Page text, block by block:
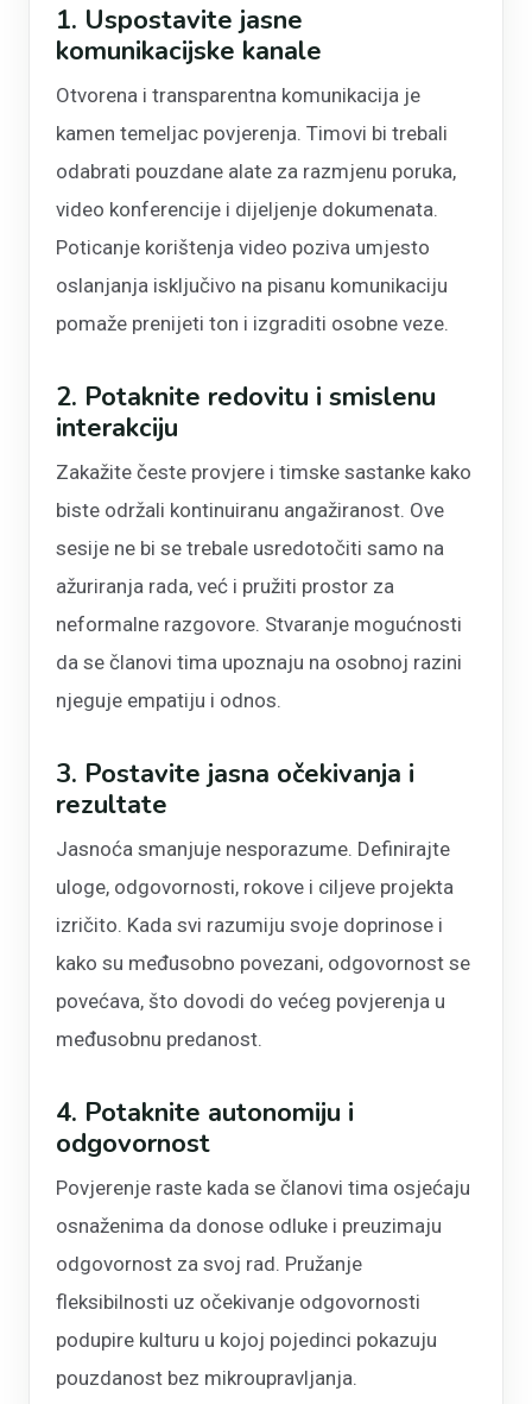
1. Uspostavite jasne
komunikacijske kanale
Otvorena i transparentna komunikacija je
kamen temeljac povjerenja. Timovi bi trebali
odabrati pouzdane alate za razmjenu poruka,
video konferencije i dijeljenje dokumenata.
Poticanje korištenja video poziva umjesto
oslanjanja isključivo na pisanu komunikaciju
pomaže prenijeti ton i izgraditi osobne veze.
2. Potaknite redovitu i smislenu
interakciju
Zakažite česte provjere i timske sastanke kako
biste održali kontinuiranu angažiranost. Ove
sesije ne bi se trebale usredotočiti samo na
ažuriranja rada, već i pružiti prostor za
neformalne razgovore. Stvaranje mogućnosti
da se članovi tima upoznaju na osobnoj razini
njeguje empatiju i odnos.
3. Postavite jasna očekivanja i
rezultate
Jasnoća smanjuje nesporazume. Definirajte
uloge, odgovornosti, rokove i ciljeve projekta
izričito. Kada svi razumiju svoje doprinose i
kako su međusobno povezani, odgovornost se
povećava, što dovodi do većeg povjerenja u
međusobnu predanost.
4. Potaknite autonomiju i
odgovornost
Povjerenje raste kada se članovi tima osjećaju
osnaženima da donose odluke i preuzimaju
odgovornost za svoj rad. Pružanje
fleksibilnosti uz očekivanje odgovornosti
podupire kulturu u kojoj pojedinci pokazuju
pouzdanost bez mikroupravljanja.